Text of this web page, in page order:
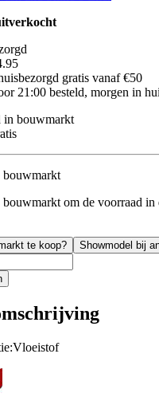
gratis vanaf €50
21:00 besteld, morgen in
in bouwmarkt
bouwmarkt
bouwmarkt om de voorraad
te koop? Showmodel bij